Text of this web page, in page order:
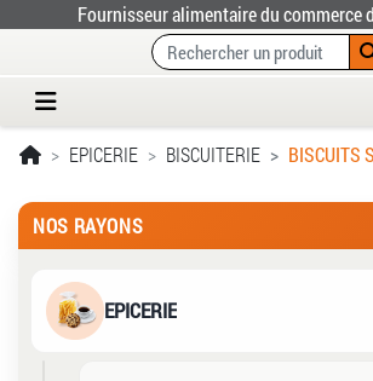
Fournisseur alimentaire du commerce
EPICERIE BISCUITERIE BISCUITS
NOS RAYONS
EPICERIE